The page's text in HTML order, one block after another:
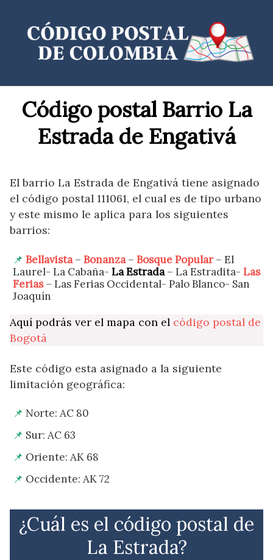
contenido
Código postal Barrio La
Estrada de Engativá
El barrio La Estrada de Engativá tiene asignado
el código postal 111061, el cual es de tipo urbano
y este mismo le aplica para los siguientes
barrios:
Bellavista– Bonanza– Bosque Popular– El
Laurel- La Cabaña- La Estrada– La Estradita- Las
Ferias– Las Ferias Occidental- Palo Blanco- San
Joaquín
Aquí podrás ver el mapa con el código postal de
Bogotá
Este código esta asignado a la siguiente
limitación geográfica:
Norte: AC 80
Sur: AC 63
Oriente: AK 68
Occidente: AK 72
¿Cuál es el código postal de
La Estrada?